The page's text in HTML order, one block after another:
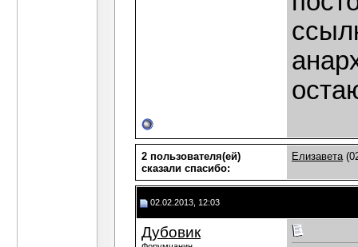
2 пользователя(ей)
сказали cпасибо:
Елизавета
02.02.2013, 12:03
Дубовик